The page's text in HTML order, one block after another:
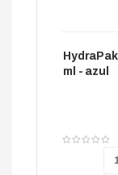
ml - azul